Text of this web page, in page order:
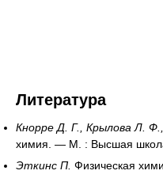
Литература
Кнорре Д. Г., Крылова Л.
химия. — М. : Высшая
Эткинс П. Физическая